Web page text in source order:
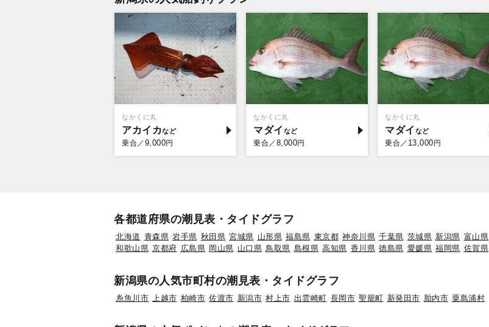
なかくに丸
アカイカ
乗合／ 9,000円
なかくに丸
マダイ
乗合／ 8,000円
なかくに丸
マダイ
乗合／ 13,000 円
各都道府県の潮見表・タイドグラフ
北海道 青森県 岩手県 秋田県 宮城県 山形県 福島県 東京都 神奈川県 千葉県 茨城県 新潟県 富山県
和歌山県 京都府 広島県 岡山県 山口県 鳥取県 島根県 高知県 香川県 徳島県 愛媛県 福岡県 佐賀県
新潟県の人気市町村の潮見表・タイドグラフ
糸魚川市 上越市 柏崎市 佐渡市 新潟市 村上市 出雲崎町 長岡市 聖籠町 新発田市 胎内市 粟島浦村